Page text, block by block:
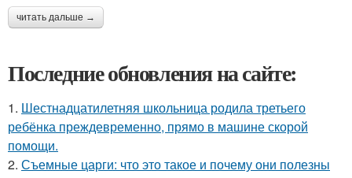
читать дальше →
Последние обновления на сайте:
1. Шестнадцатилетняя школьница родила третьего
ребёнка преждевременно, прямо в машине скорой
помощи.
2. Съемные царги: что это такое и почему они полезны